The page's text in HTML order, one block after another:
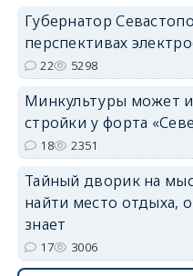
Губернатор
перспективах
22 5298
Минкультуры может
стройки у форта
18 2351
Тайный дворик на
найти место отдыха,
знает
17 3006